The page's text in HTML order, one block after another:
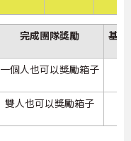
完成團隊獎勵 基本
一個人也可以獎勵箱子
雙人也可以獎勵箱子